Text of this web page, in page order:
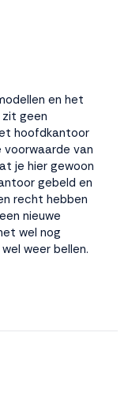
en het
geen
hoofdkantoor
voorwaarde van
je hier gewoon
gebeld en
recht hebben
nieuwe
wel nog
weer bellen.